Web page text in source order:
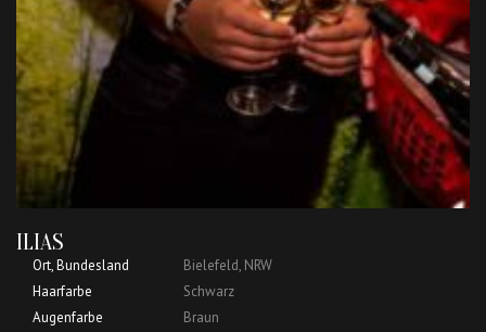
ILIAS
Ort, Bundesland
Bielefeld, NRW
Haarfarbe
Schwarz
Augenfarbe
Braun